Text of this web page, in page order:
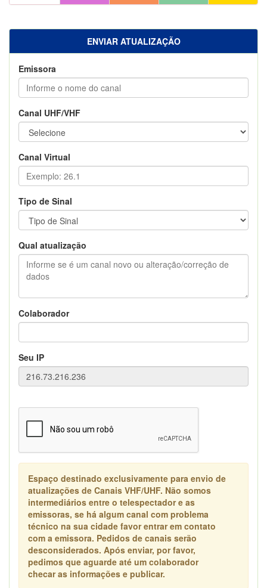
ENVIAR ATUALIZAÇÃO
Emissora
Canal UHF/VHF
Canal Virtual
Tipo de Sinal
Qual atualização
Colaborador
Seu IP
Espaço destinado exclusivamente para envio de
atualizações de Canais VHF/UHF. Não somos
intermediários entre o telespectador e as
emissoras, se há algum canal com problema
técnico na sua cidade favor entrar em contato
com a emissora. Pedidos de canais serão
desconsiderados. Após enviar, por favor,
pedimos que aguarde até um colaborador
checar as informações e publicar.